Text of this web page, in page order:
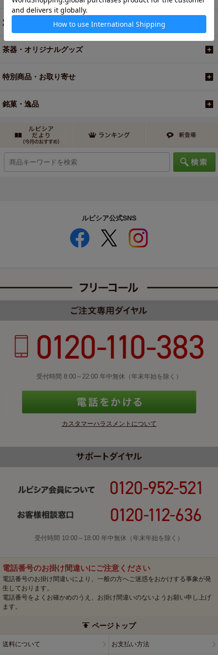
定期便
茶器・オリジナルグッズ
特別商品・お取り寄せ
銘菓・逸品
ルピシア公式SNS
受付時間 8:00～22:00 年中無休（年末年始を除く）
カスタマーハラスメントについて
受付時間 10:00～18:00 年中無休（年末年始を除く）
電話番号のお掛け間違いにご注意ください
電話番号のお掛け間違いにより、一般の方へご迷惑をおかけする事象が発
生しております。
電話番号をよくお確かめのうえ、お掛け間違いのないようお願い申し上げ
ます。
ページトップ
送料について お支払い方法